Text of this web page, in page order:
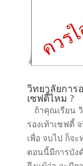
วิทยาลัยการ
เซฟตี้ไหม ?
ถ้าคุณเรียน วิ
รองเท้าเซฟตี้
เพื่อ จบไป ก็จ
ตอนนี้มีการบัง